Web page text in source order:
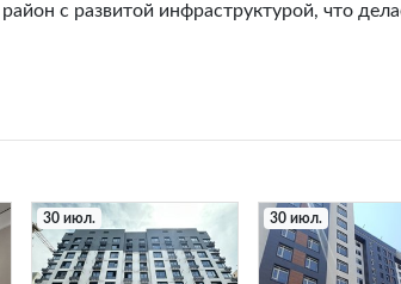
с развитой инфраструктурой, что
30 июл. 30 июл.